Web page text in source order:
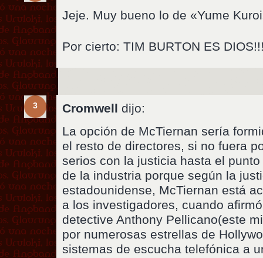
Jeje. Muy bueno lo de «Yume
Por cierto: TIM BURTON ES
3 Cromwell dijo:
La opción de McTiernan sería
el resto de directores, si no fuera
serios con la justicia hasta el
de la industria porque según la
estadounidense, McTiernan está
a los investigadores, cuando
detective Anthony Pellicano(este
por numerosas estrellas de
sistemas de escucha telefónica a